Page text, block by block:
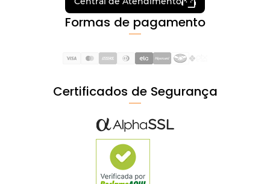
Formas de pagamento
Certificados de Segurança